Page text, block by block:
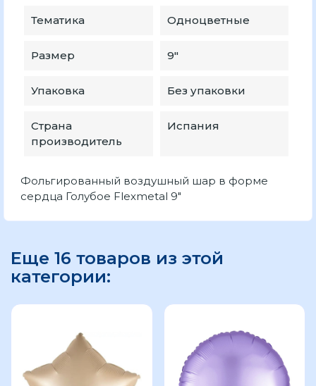
Тематика Одноцветные
Размер 9″
Упаковка Без упаковки
Страна
производитель
Испания
Фольгированный воздушный шар в форме
сердца Голубое Flexmetal 9"
Еще 16 товаров из этой
категории: